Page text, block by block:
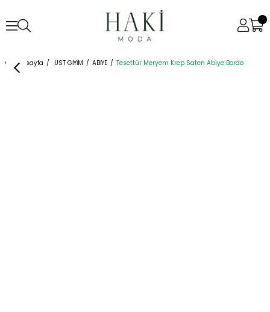
Anasayfa ÜST GİYİM ABİYE Tesettür Meryem Krep Saten Abiye Bordo